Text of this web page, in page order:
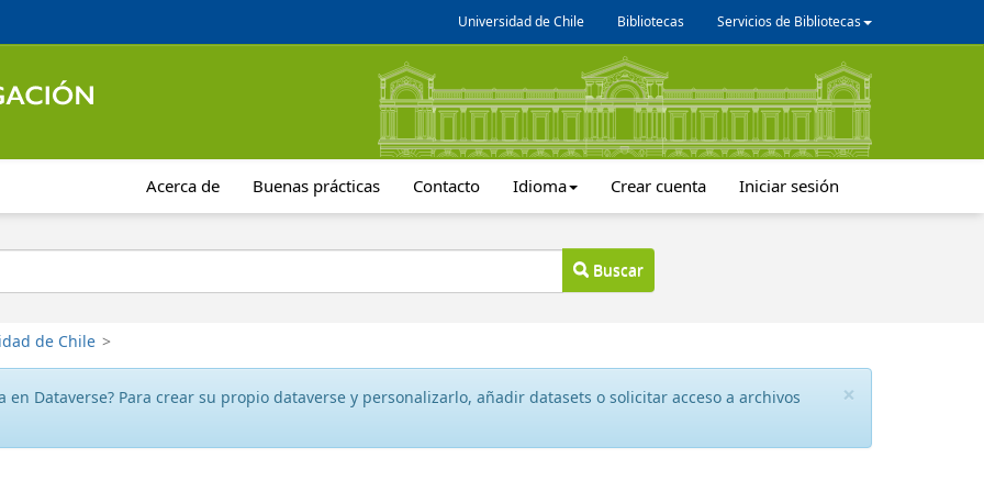
Universidad de Chile Bibliotecas Servicios de Bibliotecas
Acerca de Buenas prácticas Contacto Idioma Crear cuenta Iniciar sesión
Buscar
de Chile >
×
en Dataverse? Para crear su propio dataverse y personalizarlo, añadir datasets o solicitar acceso a archivos